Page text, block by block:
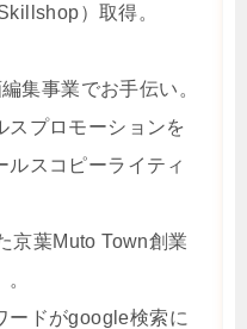
）取得。
集事業でお手伝い。
スプロモーションを
スコピーライティ
京葉Muto Town創業
ードがgoogle検索に